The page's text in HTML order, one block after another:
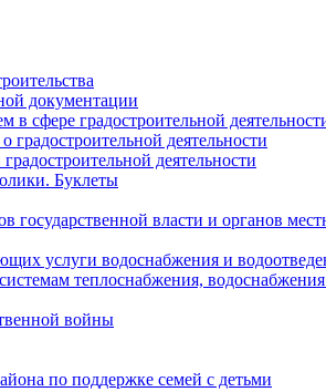
документации
сфере градостроительной
деятельности
деятельности
Буклеты
государственной власти и органов
услуги водоснабжения и
теплоснабжения,
войны
по поддержке семей с детьми